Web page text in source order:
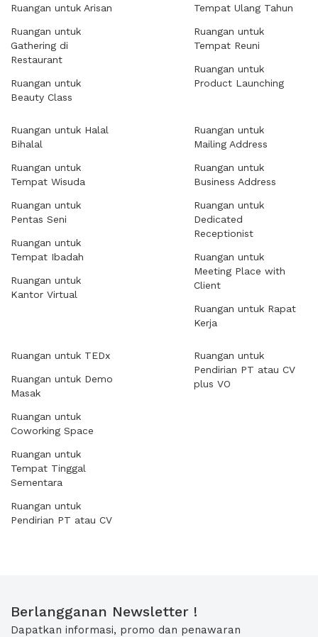
Ruangan untuk Arisan
Ruangan untuk
Gathering di
Restaurant
Ruangan untuk
Beauty Class
Tempat Ulang Tahun
Ruangan untuk
Tempat Reuni
Ruangan untuk
Product Launching
Ruangan untuk Halal
Bihalal
Ruangan untuk
Tempat Wisuda
Ruangan untuk
Pentas Seni
Ruangan untuk
Tempat Ibadah
Ruangan untuk
Kantor Virtual
Ruangan untuk
Mailing Address
Ruangan untuk
Business Address
Ruangan untuk
Dedicated
Receptionist
Ruangan untuk
Meeting Place with
Client
Ruangan untuk Rapat
Kerja
Ruangan untuk TEDx
Ruangan untuk Demo
Masak
Ruangan untuk
Coworking Space
Ruangan untuk
Tempat Tinggal
Sementara
Ruangan untuk
Pendirian PT atau CV
Ruangan untuk
Pendirian PT atau CV
plus VO
Berlangganan Newsletter !
Dapatkan informasi, promo dan penawaran